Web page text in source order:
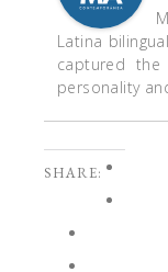
Latina
captured
personality
SHARE: